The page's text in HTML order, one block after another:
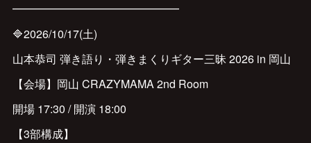
━━━━━━━━━━━━━━━
🔷2026/10/17(土)
山本恭司 弾き語り・弾きまくりギター三昧 2026 in 岡山
【会場】岡山 CRAZYMAMA 2nd Room
開場 17:30 / 開演 18:00
【3部構成】